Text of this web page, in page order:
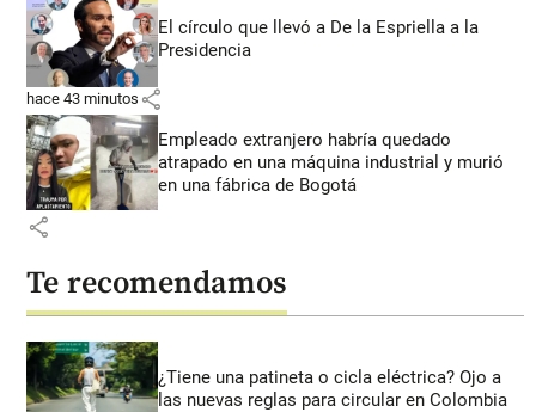
El círculo que llevó a De la Espriella a la
Presidencia
hace 43 minutos share
Empleado extranjero habría quedado
atrapado en una máquina industrial y murió
en una fábrica de Bogotá
share
Te recomendamos
¿Tiene una patineta o cicla eléctrica? Ojo a
las nuevas reglas para circular en Colombia